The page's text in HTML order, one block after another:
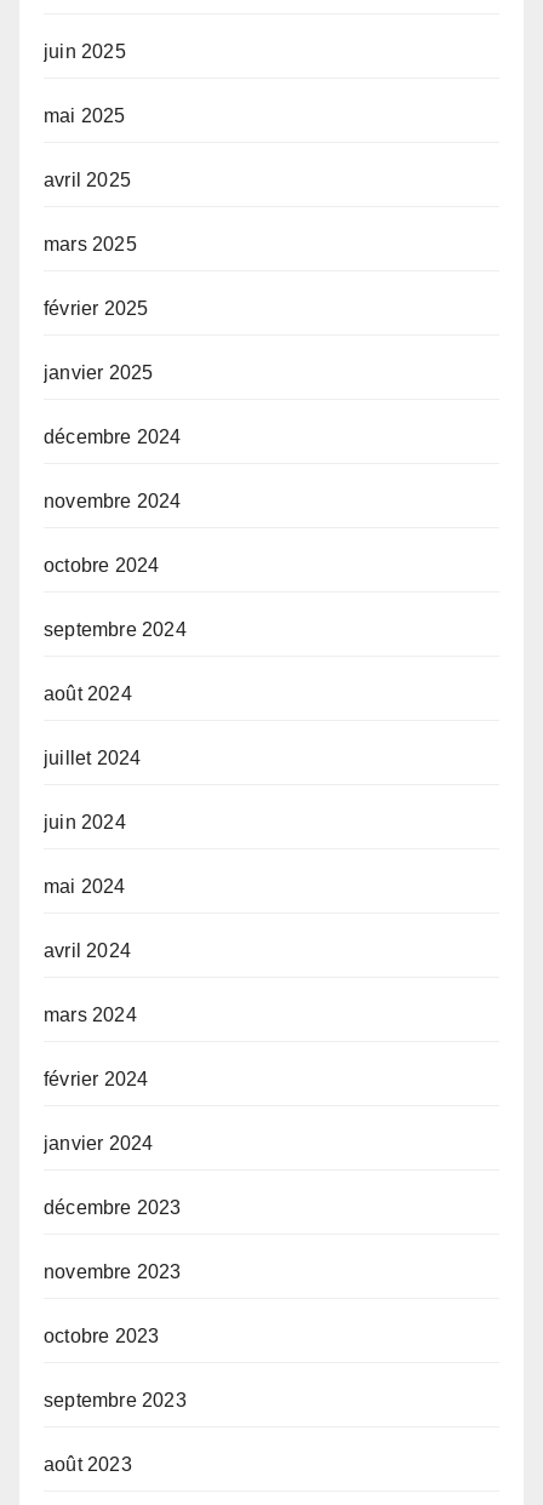
juin 2025
mai 2025
avril 2025
mars 2025
février 2025
janvier 2025
décembre 2024
novembre 2024
octobre 2024
septembre 2024
août 2024
juillet 2024
juin 2024
mai 2024
avril 2024
mars 2024
février 2024
janvier 2024
décembre 2023
novembre 2023
octobre 2023
septembre 2023
août 2023